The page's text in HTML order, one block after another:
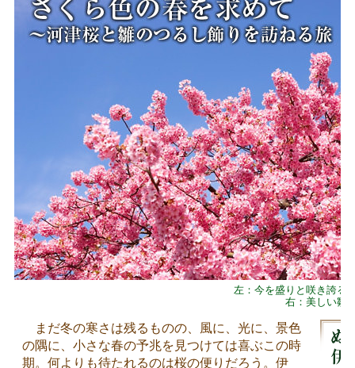
左：今を盛りと咲き誇る
右：美しい雛
まだ冬の寒さは残るものの、風に、光に、景色
の隅に、小さな春の予兆を見つけては喜ぶこの時
期。何よりも待たれるのは桜の便りだろう。伊